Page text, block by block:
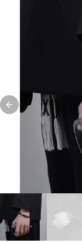
Previous slide